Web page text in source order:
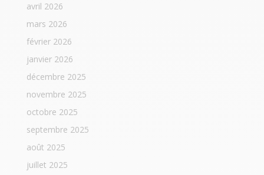
avril 2026
mars 2026
février 2026
janvier 2026
décembre 2025
novembre 2025
octobre 2025
septembre 2025
août 2025
juillet 2025